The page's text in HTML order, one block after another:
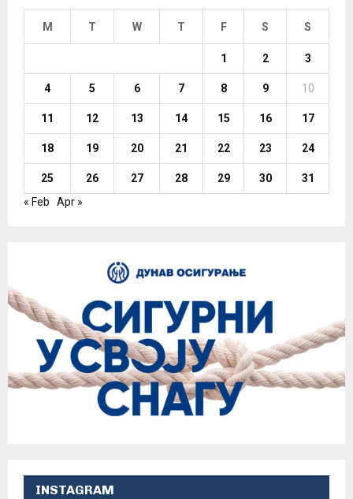
M T W T F S S
1 2 3
4 5 6 7 8 9 10
11 12 13 14 15 16 17
18 19 20 21 22 23 24
25 26 27 28 29 30
31
« Feb
Apr »
INSTAGRAM